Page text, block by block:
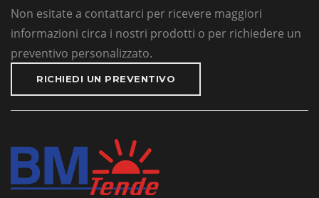
Non esitate a contattarci per ricevere maggiori
informazioni circa i nostri prodotti o per richiedere un
preventivo personalizzato.
RICHIEDI UN PREVENTIVO